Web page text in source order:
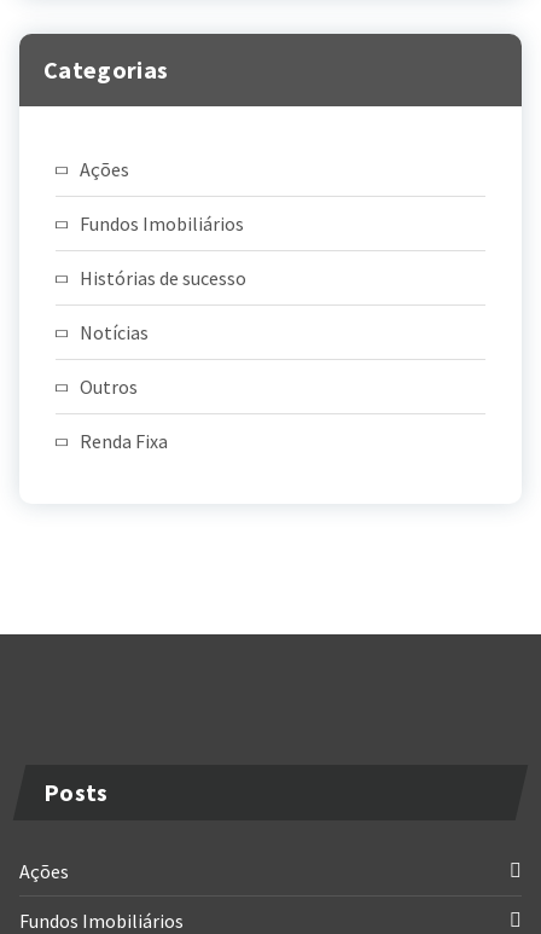
Categorias
Ações
Fundos Imobiliários
Histórias de sucesso
Notícias
Outros
Renda Fixa
Posts
Ações
Fundos Imobiliários